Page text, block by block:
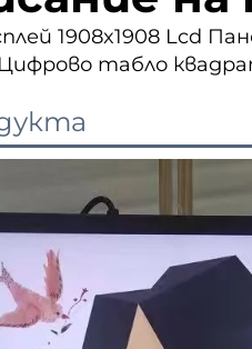
1908x1908 Lcd
табло